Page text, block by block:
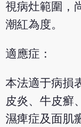
視病灶範圍，
潮紅為度。
適應症：
本法適于病損
皮炎、牛皮癬
濕痺症及面肌